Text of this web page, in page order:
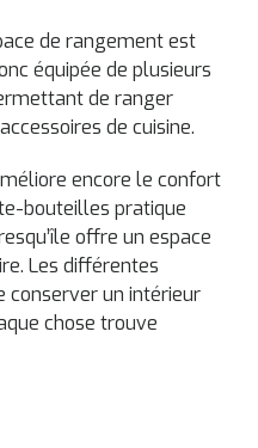
de rangement est
équipée de plusieurs
de ranger
de cuisine.
encore le confort
bouteilles pratique
offre un espace
Les différentes
conserver un intérieur
chose trouve